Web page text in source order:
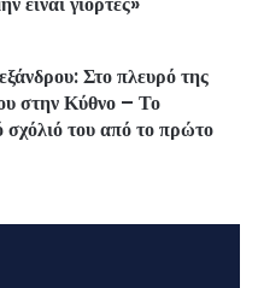
Στο πλευρό της
στην Κύθνο – Το
σχόλιό του από το πρώτο